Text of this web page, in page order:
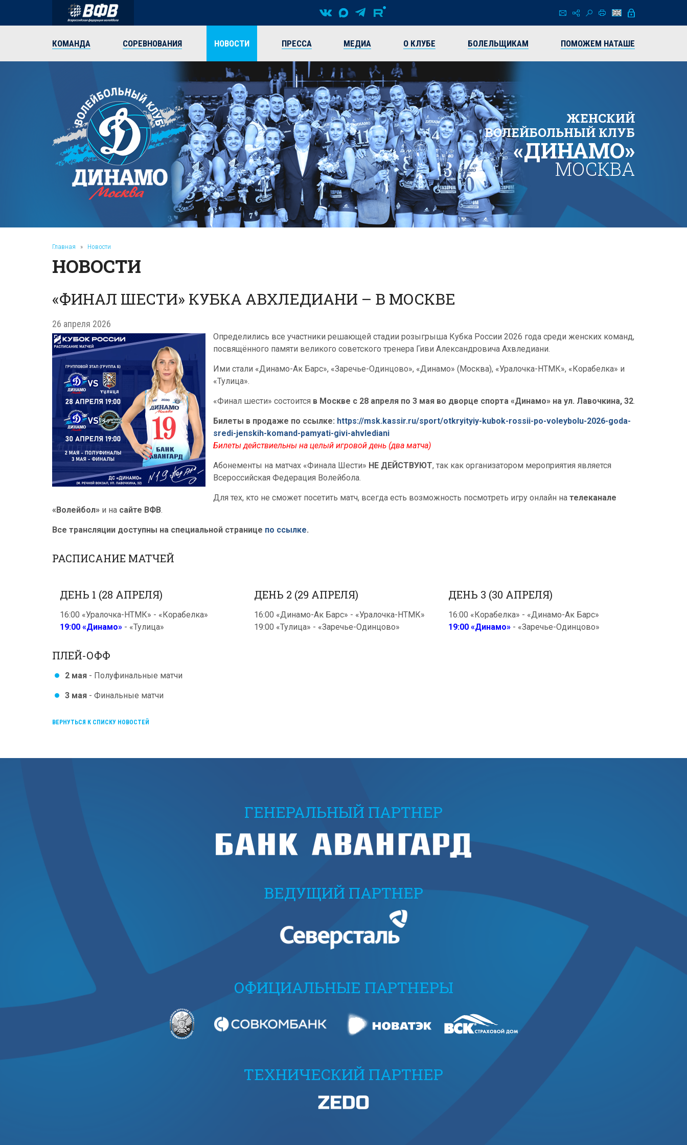
КОМАНДА СОРЕВНОВАНИЯ НОВОСТИ ПРЕССА МЕДИА О КЛУБЕ БОЛЕЛЬЩИКАМ ПОМОЖЕМ НАТАШЕ
ЖЕНСКИЙ
ВОЛЕЙБОЛЬНЫЙ КЛУБ
«ДИНАМО»
МОСКВА
Главная » Новости
НОВОСТИ
«ФИНАЛ ШЕСТИ» КУБКА АВХЛЕДИАНИ – В МОСКВЕ
26 апреля 2026
Определились все участники решающей стадии розыгрыша Кубка России 2026 года среди женских команд,
посвящённого памяти великого советского тренера Гиви Александровича Ахвледиани.
Ими стали «Динамо-Ак Барс», «Заречье-Одинцово», «Динамо» (Москва), «Уралочка-НТМК», «Корабелка» и
«Тулица».
«Финал шести» состоится в Москве с 28 апреля по 3 мая во дворце спорта «Динамо» на ул. Лавочкина, 32.
Билеты в продаже по ссылке: https://msk.kassir.ru/sport/otkryityiy-kubok-rossii-po-voleybolu-2026-goda-
sredi-jenskih-komand-pamyati-givi-ahvlediani
Билеты действиельны на целый игровой день (два матча)
Абонементы на матчах «Финала Шести» НЕ ДЕЙСТВУЮТ, так как организатором мероприятия является
Всероссийская Федерация Волейбола.
Для тех, кто не сможет посетить матч, всегда есть возможность посмотреть игру онлайн на телеканале
«Волейбол» и на сайте ВФВ.
Все трансляции доступны на специальной странице по ссылке.
РАСПИСАНИЕ МАТЧЕЙ
ДЕНЬ 1 (28 АПРЕЛЯ)
16:00 «Уралочка-НТМК» - «Корабелка»
19:00 «Динамо» - «Тулица»
ДЕНЬ 2 (29 АПРЕЛЯ)
16:00 «Динамо-Ак Барс» - «Уралочка-НТМК»
19:00 «Тулица» - «Заречье-Одинцово»
ДЕНЬ 3 (30 АПРЕЛЯ)
16:00 «Корабелка» - «Динамо-Ак Барс»
19:00 «Динамо» - «Заречье-Одинцово»
ПЛЕЙ-ОФФ
2 мая - Полуфинальные матчи
3 мая - Финальные матчи
ВЕРНУТЬСЯ К СПИСКУ НОВОСТЕЙ
ГЕНЕРАЛЬНЫЙ ПАРТНЕР
ВЕДУЩИЙ ПАРТНЕР
ОФИЦИАЛЬНЫЕ ПАРТНЕРЫ
ТЕХНИЧЕСКИЙ ПАРТНЕР